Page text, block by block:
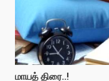
மாயத் திரை..!